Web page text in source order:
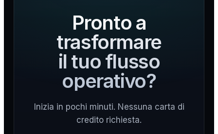
Pronto a
trasformare
il tuo flusso
operativo?
Inizia in pochi minuti. Nessuna carta di
credito richiesta.